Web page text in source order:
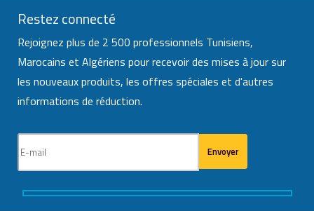
Restez connecté
Rejoignez plus de 2 500 professionnels Tunisiens,
Marocains et Algériens pour recevoir des mises à jour sur
les nouveaux produits, les offres spéciales et d'autres
informations de réduction.